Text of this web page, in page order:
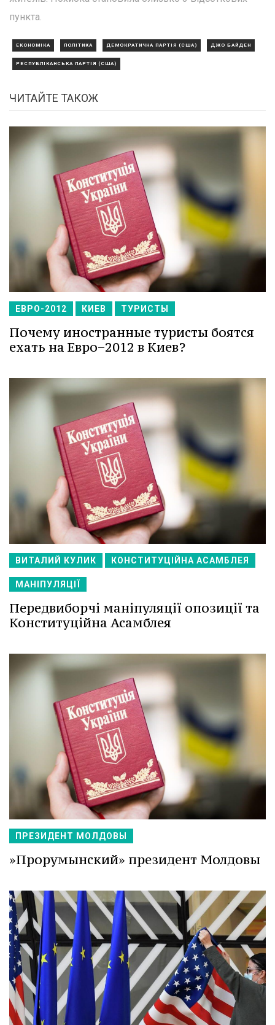
пункта.
ЕКОНОМІКА ПОЛІТИКА ДЕМОКРАТИЧНА ПАРТІЯ (США) ДЖО БАЙДЕН
РЕСПУБЛІКАНСЬКА ПАРТІЯ (США)
ЧИТАЙТЕ ТАКОЖ
ЕВРО-2012 КИЕВ ТУРИСТЫ
Почему иностранные туристы боятся
ехать на Евро−2012 в Киев?
ВИТАЛИЙ КУЛИК КОНСТИТУЦІЙНА АСАМБЛЕЯ
МАНІПУЛЯЦІЇ
Передвиборчі маніпуляції опозиції та
Конституційна Асамблея
ПРЕЗИДЕНТ МОЛДОВЫ
»Прорумынский» президент Молдовы